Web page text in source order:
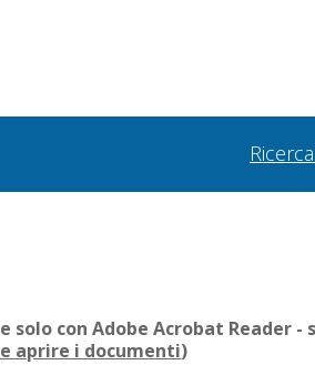
solo con Adobe Acrobat Reader
aprire i documenti)